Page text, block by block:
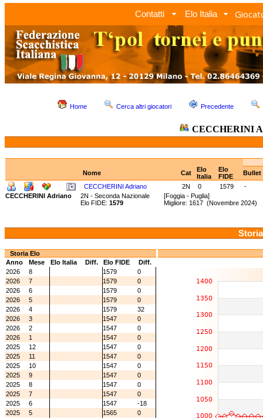
Contatti Elo Italia
Home Cerca altri giocatori Precedente
CECCHERINI
Nome Cat
Elo
Italia
Elo
FIDE
Bullet
CECCHERINI Adriano
2N 0 1579
-
CECCHERINI Adriano
2N - Seconda Nazionale [Foggia - Puglia]
Elo FIDE: 1579 Migliore: 1617 (Novembre 2024)
Storia Elo
Anno
Mese Elo Italia Diff. Elo FIDE
Diff.
2026
8 1579
0
2026
7 1579
0
2026
6 1579
0
2026
5 1579
0
2026
4 1579
32
2026
3 1547
0
2026
2 1547
0
2026
1 1547
0
2025
12 1547
0
2025
11 1547
0
2025
10 1547
0
2025
9 1547
0
2025
8 1547
0
2025
7 1547
0
2025
6 1547
-18
2025
5 1565
0